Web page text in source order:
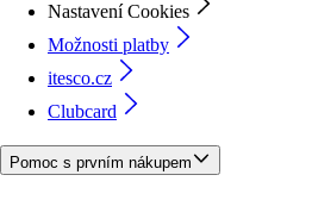
Nastavení Cookies
Možnosti platby
itesco.cz
Clubcard
Pomoc s prvním nákupem